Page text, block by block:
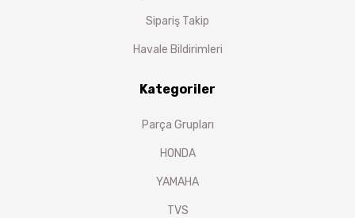
Sipariş Takip
Havale Bildirimleri
Kategoriler
Parça Grupları
HONDA
YAMAHA
TVS